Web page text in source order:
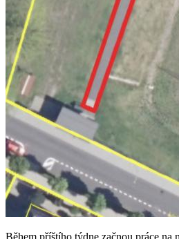
Během příštího týdne začnou práce na